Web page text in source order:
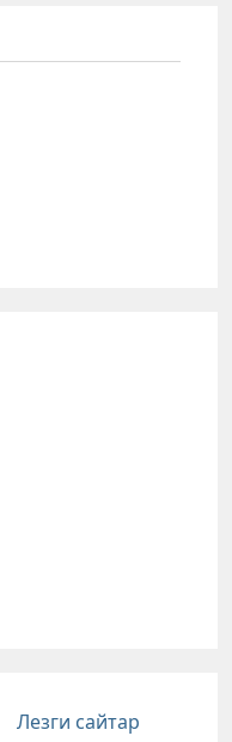
Лезги сайтар